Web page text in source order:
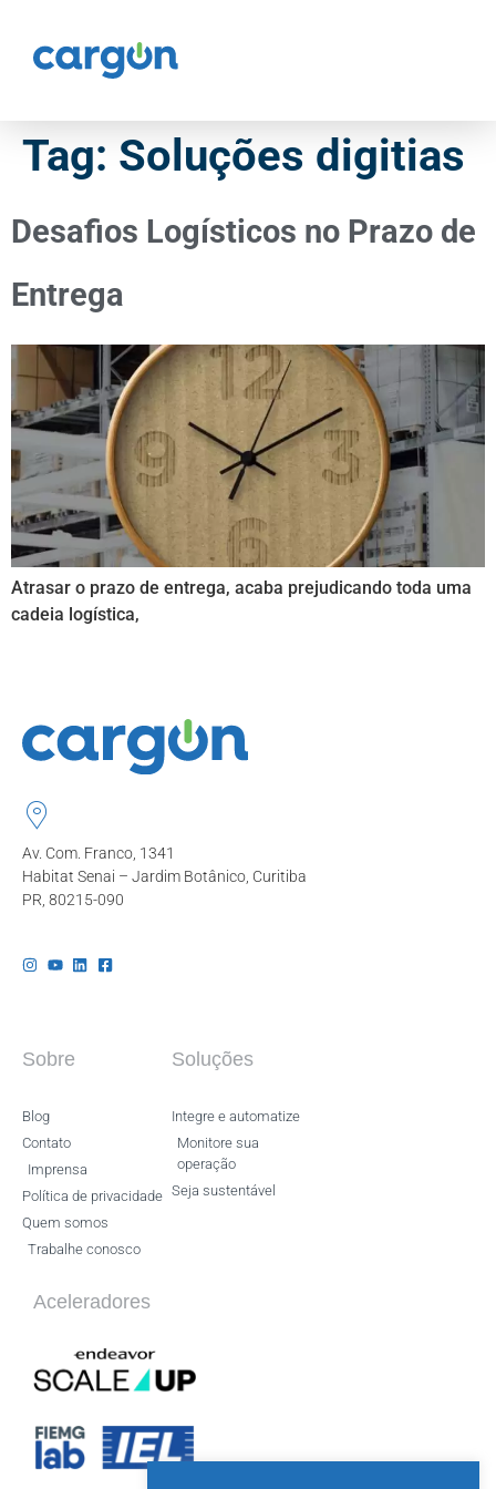
Tag: Soluções digitias
Desafios Logísticos no Prazo de
Entrega
Atrasar o prazo de entrega, acaba prejudicando toda uma
cadeia logística,
Av. Com. Franco, 1341
Habitat Senai – Jardim Botânico, Curitiba
PR, 80215-090
Sobre
Blog
Contato
Imprensa
Política de privacidade
Quem somos
Trabalhe conosco
Soluções
Integre e automatize
Monitore sua
operação
Seja sustentável
Aceleradores